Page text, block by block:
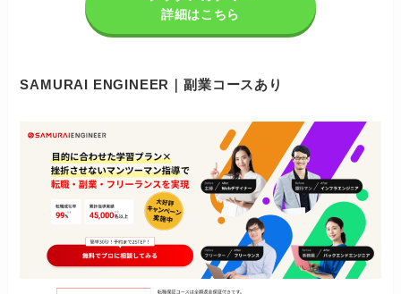
詳細はこちら
SAMURAI ENGINEER｜副業コースあり